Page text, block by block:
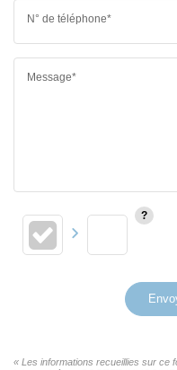
N° de téléphone*
Message*
« Les informations recueillies sur ce